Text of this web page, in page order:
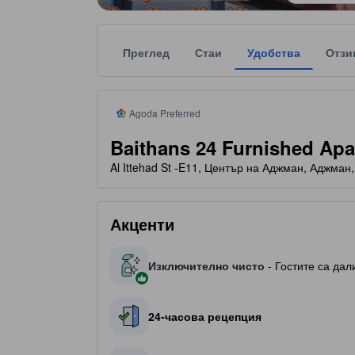
Преглед Стаи Удобства
Agoda Preferred
Baithans 24 Furnished
Al Ittehad St -E11, Център на Аджман,
Акценти
Изключително чисто - Гостите са
24-часова рецепция